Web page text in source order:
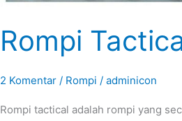
Rompi
2 Komentar / Rompi / adminicon
Rompi tactical adalah rompi yang